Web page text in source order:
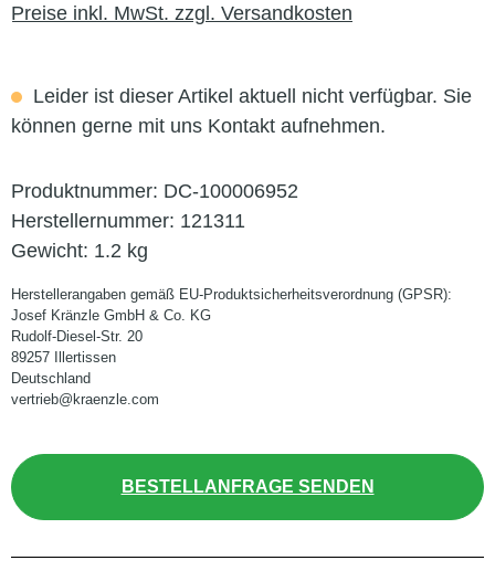
Preise inkl. MwSt. zzgl. Versandkosten
Leider ist dieser Artikel aktuell nicht verfügbar. Sie
können gerne mit uns Kontakt aufnehmen.
Produktnummer: DC-100006952
Herstellernummer: 121311
Gewicht: 1.2 kg
Herstellerangaben gemäß EU-Produktsicherheitsverordnung (GPSR):
Josef Kränzle GmbH & Co. KG
Rudolf-Diesel-Str. 20
89257 Illertissen
Deutschland
vertrieb@kraenzle.com
BESTELLANFRAGE SENDEN